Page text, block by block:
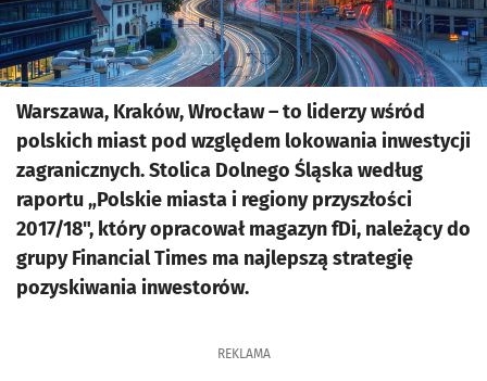
Warszawa, Kraków, Wrocław – to liderzy wśród
polskich miast pod względem lokowania inwestycji
zagranicznych. Stolica Dolnego Śląska według
raportu „Polskie miasta i regiony przyszłości
2017/18", który opracował magazyn fDi, należący do
grupy Financial Times ma najlepszą strategię
pozyskiwania inwestorów.
REKLAMA